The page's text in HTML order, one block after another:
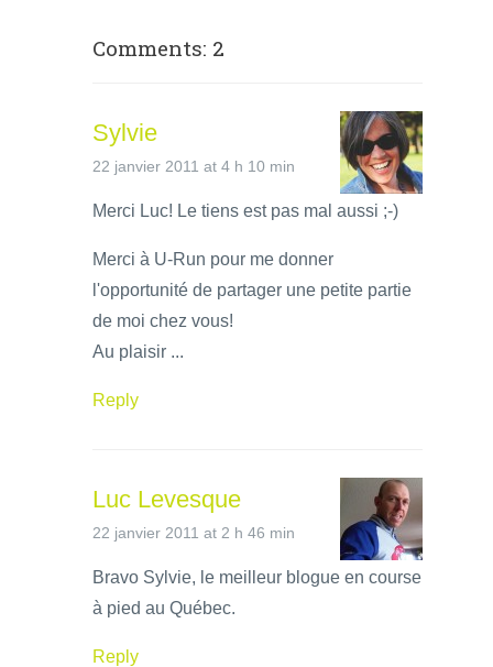
Comments: 2
Sylvie
22 janvier 2011 at 4 h 10 min
Merci Luc! Le tiens est pas mal aussi ;-)
Merci à U-Run pour me donner
l'opportunité de partager une petite partie
de moi chez vous!
Au plaisir ...
Reply
Luc Levesque
22 janvier 2011 at 2 h 46 min
Bravo Sylvie, le meilleur blogue en course
à pied au Québec.
Reply